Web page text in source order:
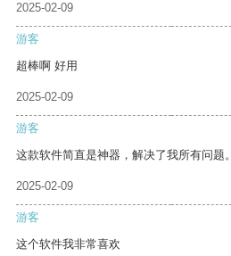
2025-02-09
游客
超棒啊 好用
2025-02-09
游客
这款软件简直是神器，解决了我所有问题。
2025-02-09
游客
这个软件我非常喜欢